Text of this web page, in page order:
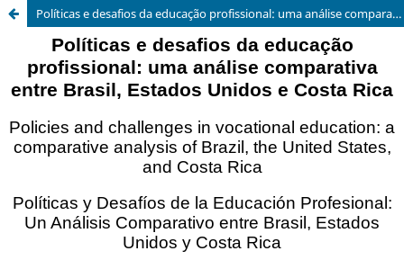
Políticas e desafios da educação profissional: uma análise comparativa entre Brasil, Estados Unidos e Costa Rica